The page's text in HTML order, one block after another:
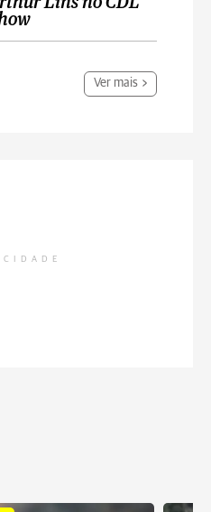
Ver mais